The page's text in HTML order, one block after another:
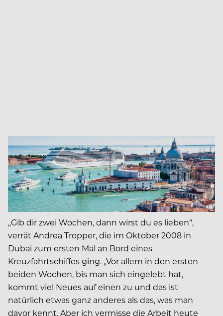
„Gib dir zwei Wochen, dann wirst du es lieben“,
verrät Andrea Tropper, die im Oktober 2008 in
Dubai zum ersten Mal an Bord eines
Kreuzfahrtschiffes ging. „Vor allem in den ersten
beiden Wochen, bis man sich eingelebt hat,
kommt viel Neues auf einen zu und das ist
natürlich etwas ganz anderes als das, was man
davor kennt. Aber ich vermisse die Arbeit heute